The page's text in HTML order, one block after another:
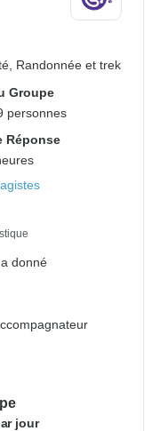
Randonnée et trek
Groupe
personnes
Réponse
donné
jour